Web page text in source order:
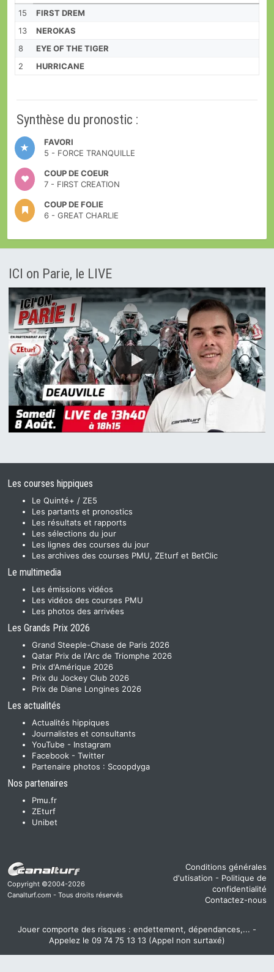
15
FIRST DREM
13
NEROKAS
8
EYE OF THE TIGER
2
HURRICANE
Synthèse du pronostic :
FAVORI
5 - FORCE TRANQUILLE
COUP DE COEUR
7 - FIRST CREATION
COUP DE FOLIE
6 - GREAT CHARLIE
ICI on Parie, le LIVE
Les courses hippiques
Le Quinté+ / ZE5
Les partants et pronostics
Les résultats et rapports
Les sélections du jour
Les lignes des courses du jour
Les archives des courses PMU, ZEturf et BetClic
Le multimedia
Les émissions vidéos
Les vidéos des courses PMU
Les photos des arrivées
Les Grands Prix 2026
Grand Steeple-Chase de Paris 2026
Qatar Prix de l'Arc de Triomphe 2026
Prix d'Amérique 2026
Prix du Jockey Club 2026
Prix de Diane Longines 2026
Les actualités
Actualités hippiques
Journalistes et consultants
YouTube - Instagram
Facebook - Twitter
Partenaire photos : Scoopdyga
Nos partenaires
Pmu.fr
ZEturf
Unibet
Copyright ©2004-2026
Canalturf.com - Tous droits réservés
Conditions générales
d'utisation - Politique de
confidentialité
Contactez-nous
Jouer comporte des risques : endettement, dépendances,... -
Appelez le 09 74 75 13 13 (Appel non surtaxé)